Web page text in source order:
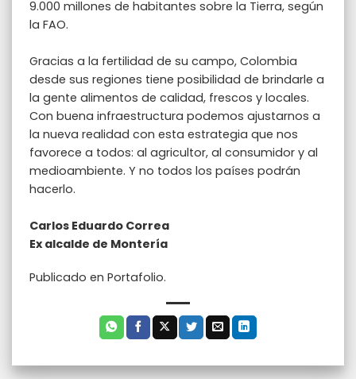
9.000 millones de habitantes sobre la Tierra, según
la FAO.
Gracias a la fertilidad de su campo, Colombia
desde sus regiones tiene posibilidad de brindarle a
la gente alimentos de calidad, frescos y locales.
Con buena infraestructura podemos ajustarnos a
la nueva realidad con esta estrategia que nos
favorece a todos: al agricultor, al consumidor y al
medioambiente. Y no todos los países podrán
hacerlo.
Carlos Eduardo Correa
Ex alcalde de Montería
Publicado en Portafolio.